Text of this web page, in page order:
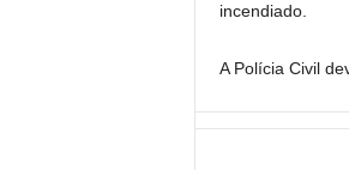
incendiado.
A Polícia Civil